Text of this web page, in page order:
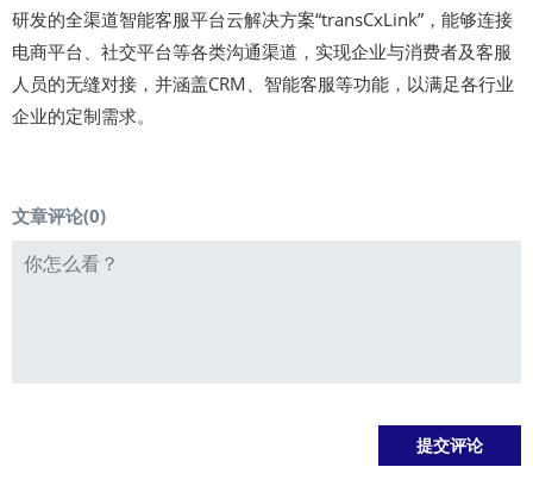
研发的全渠道智能客服平台云解决方案“transCxLink”，能够连接
电商平台、社交平台等各类沟通渠道，实现企业与消费者及客服
人员的无缝对接，并涵盖CRM、智能客服等功能，以满足各行业
企业的定制需求。
文章评论(0)